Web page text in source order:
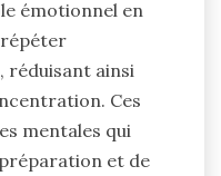
émotionnel en
réduisant ainsi
Ces
mentales qui
et de